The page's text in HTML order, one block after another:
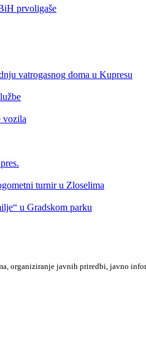
prvoligaše
vatrogasnog doma u Kupresu
vozila
turnir u Zloselima
u Gradskom parku
organiziranje javnih priredbi, javno